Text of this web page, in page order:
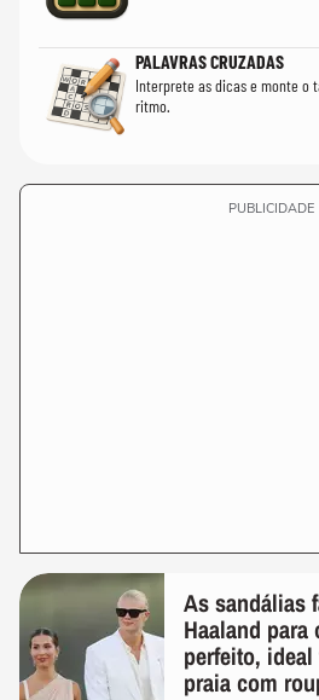
PALAVRAS CRUZADAS
Interprete as dicas e monte o
ritmo.
PUBLICIDADE
As sandálias
Haaland para
perfeito,
praia com